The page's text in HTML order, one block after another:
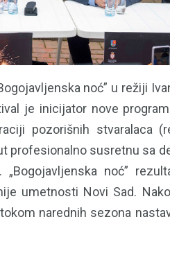
noć” u režiji
je inicijator nove
pozorišnih stvaralaca
profesionalno susretnu sa
noć”
umetnosti Novi Sad.
narednih sezona